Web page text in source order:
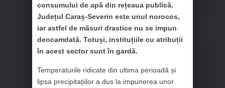
consumului de apă din rețeaua publică.
Județul Caraș-Severin este unul norocos,
iar astfel de măsuri drastice nu se impun
deocamdată. Totuși, instituțiile cu atribuții
în acest sector sunt în gardă.
Temperaturile ridicate din ultima perioadă și
lipsa precipitațiilor a dus la impunerea unor